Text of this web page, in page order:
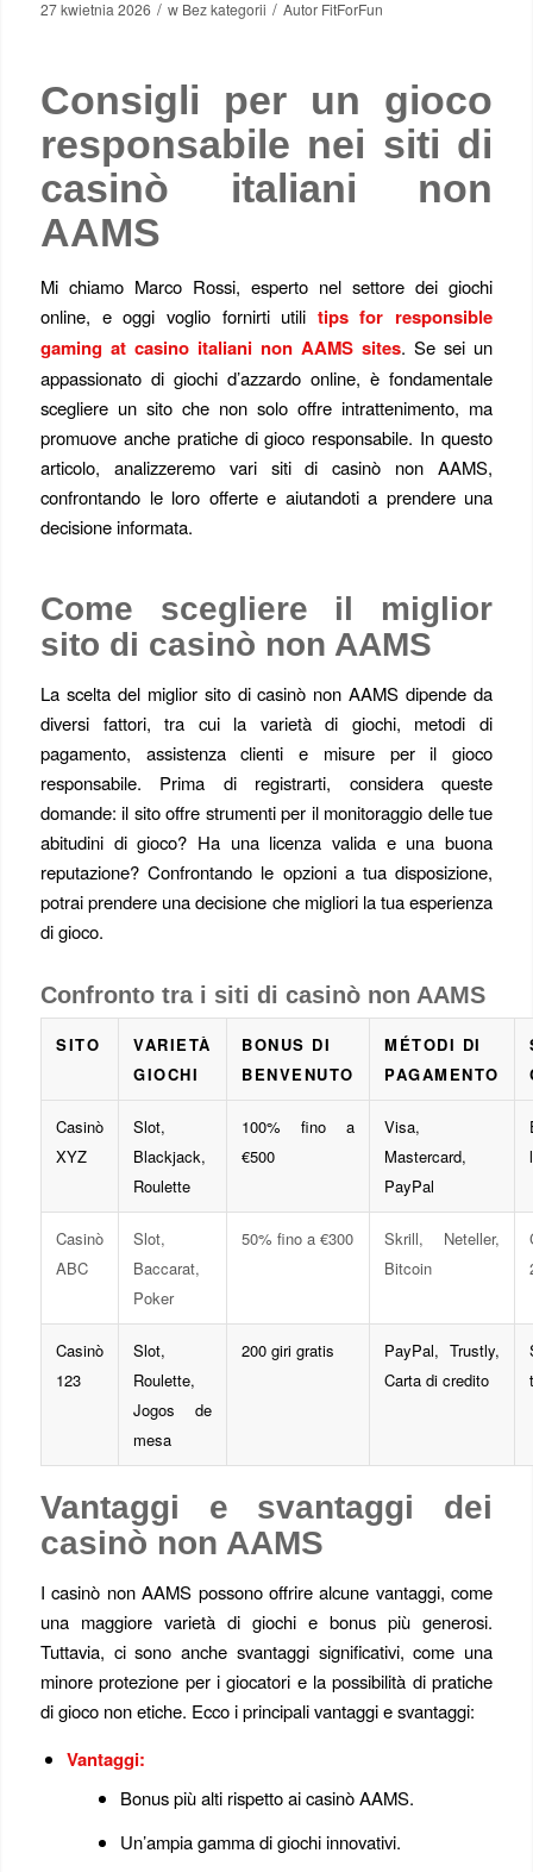
27 kwietnia 2026 / w Bez kategorii / Autor FitForFun
Consigli per un gioco
responsabile nei siti di
casinò italiani non
AAMS
Mi chiamo Marco Rossi, esperto nel settore dei giochi
online, e oggi voglio fornirti utili tips for responsible
gaming at casino italiani non AAMS sites. Se sei un
appassionato di giochi d’azzardo online, è fondamentale
scegliere un sito che non solo offre intrattenimento, ma
promuove anche pratiche di gioco responsabile. In questo
articolo, analizzeremo vari siti di casinò non AAMS,
confrontando le loro offerte e aiutandoti a prendere una
decisione informata.
Come scegliere il miglior
sito di casinò non AAMS
La scelta del miglior sito di casinò non AAMS dipende da
diversi fattori, tra cui la varietà di giochi, metodi di
pagamento, assistenza clienti e misure per il gioco
responsabile. Prima di registrarti, considera queste
domande: il sito offre strumenti per il monitoraggio delle tue
abitudini di gioco? Ha una licenza valida e una buona
reputazione? Confrontando le opzioni a tua disposizione,
potrai prendere una decisione che migliori la tua esperienza
di gioco.
Confronto tra i siti di casinò non AAMS
SITO
VARIETÀ
GIOCHI
BONUS DI
BENVENUTO
MÉTODI DI
PAGAMENTO
Casinò
XYZ
Slot,
Blackjack,
Roulette
100% fino a
€500
Visa,
Mastercard,
PayPal
Casinò
ABC
Slot,
Baccarat,
Poker
50% fino a €300
Skrill, Neteller,
Bitcoin
Casinò
123
Slot,
Roulette,
Jogos de
mesa
200 giri gratis
PayPal, Trustly,
Carta di credito
Vantaggi e svantaggi dei
casinò non AAMS
I casinò non AAMS possono offrire alcune vantaggi, come
una maggiore varietà di giochi e bonus più generosi.
Tuttavia, ci sono anche svantaggi significativi, come una
minore protezione per i giocatori e la possibilità di pratiche
di gioco non etiche. Ecco i principali vantaggi e svantaggi:
Vantaggi:
Bonus più alti rispetto ai casinò AAMS.
Un’ampia gamma di giochi innovativi.